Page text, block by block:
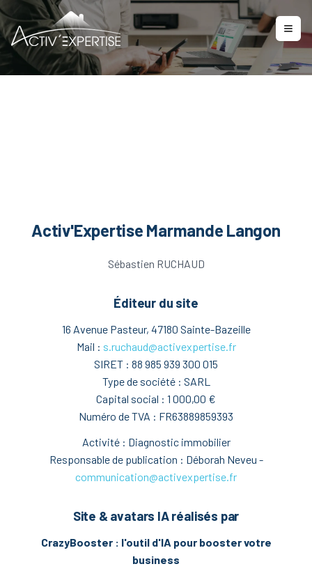
Activ'Expertise Marmande Langon
Sébastien RUCHAUD
Éditeur du site
16 Avenue Pasteur, 47180 Sainte-Bazeille
Mail : s.ruchaud@activexpertise.fr
SIRET : 88 985 939 300 015
Type de société : SARL
Capital social : 1 000,00 €
Numéro de TVA : FR63889859393
Activité : Diagnostic immobilier
Responsable de publication : Déborah Neveu -
communication@activexpertise.fr
Site & avatars IA réalisés par
CrazyBooster : l'outil d'IA pour booster votre
business